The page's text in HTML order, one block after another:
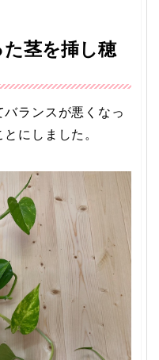
茎を挿し穂
ランスが悪くなっ
にしました。